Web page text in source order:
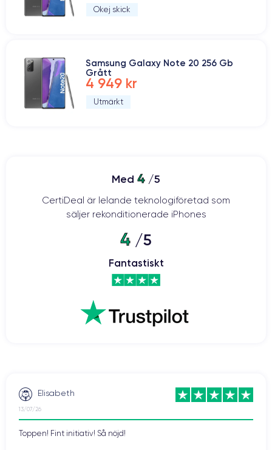
Okej skick
Samsung Galaxy Note 20 256 Gb
Grått
4 949 kr
Utmärkt
Med 4 /5
CertiDeal är lelande teknologiföretad som
säljer rekonditionerade iPhones
4 /5
Fantastiskt
Elisabeth
13/07/26
Toppen! Fint initiativ! Så nöjd!